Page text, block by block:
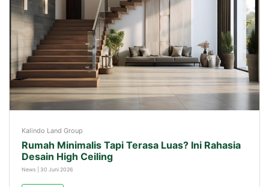
Kalindo Land Group
Rumah Minimalis Tapi Terasa Luas? Ini Rahasia
Desain High Ceiling
News | 30 Juni 2026